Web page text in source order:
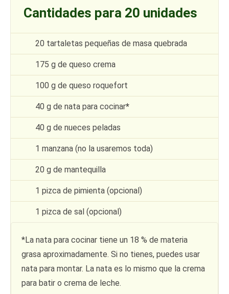
Cantidades para 20 unidades
20 tartaletas pequeñas de masa quebrada
175 g de queso crema
100 g de queso roquefort
40 g de nata para cocinar*
40 g de nueces peladas
1 manzana (no la usaremos toda)
20 g de mantequilla
1 pizca de pimienta (opcional)
1 pizca de sal (opcional)
*La nata para cocinar tiene un 18 % de materia
grasa aproximadamente. Si no tienes, puedes usar
nata para montar. La nata es lo mismo que la crema
para batir o crema de leche.